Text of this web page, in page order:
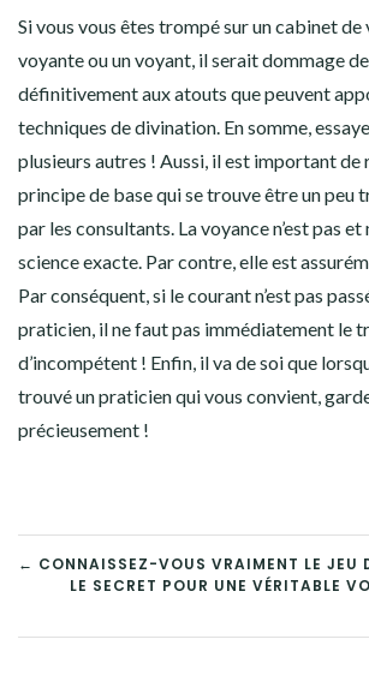
Si vous vous êtes trompé sur un cabinet de
voyante ou un voyant, il serait dommage
définitivement aux atouts que peuvent
techniques de divination. En somme,
plusieurs autres ! Aussi, il est important de
principe de base qui se trouve être un peu
par les consultants. La voyance n’est pas et
science exacte. Par contre, elle est
Par conséquent, si le courant n’est pas
praticien, il ne faut pas immédiatement le
d’incompétent ! Enfin, il va de soi que
trouvé un praticien qui vous convient,
précieusement !
NAVIGATION
DE
← CONNAISSEZ-VOUS VRAIMENT LE JEU
LE SECRET POUR UNE VÉRITABLE